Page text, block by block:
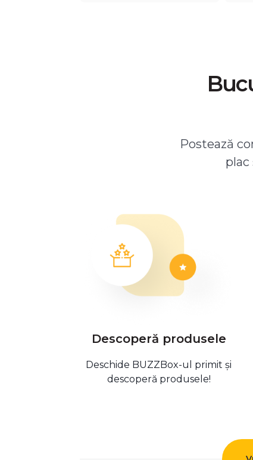
Postează
Descoperă produsele
Deschide BUZZBox-ul primit și
descoperă produsele!